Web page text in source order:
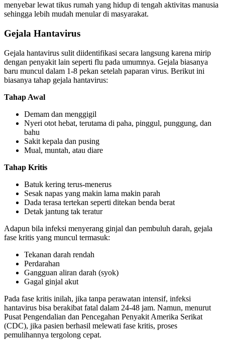
menyebar lewat tikus rumah yang hidup di tengah aktivitas manusia
sehingga lebih mudah menular di masyarakat.
Gejala Hantavirus
Gejala hantavirus sulit diidentifikasi secara langsung karena mirip
dengan penyakit lain seperti flu pada umumnya. Gejala biasanya
baru muncul dalam 1-8 pekan setelah paparan virus. Berikut ini
biasanya tahap gejala hantavirus:
Tahap Awal
Demam dan menggigil
Nyeri otot hebat, terutama di paha, pinggul, punggung, dan
bahu
Sakit kepala dan pusing
Mual, muntah, atau diare
Tahap Kritis
Batuk kering terus-menerus
Sesak napas yang makin lama makin parah
Dada terasa tertekan seperti ditekan benda berat
Detak jantung tak teratur
Adapun bila infeksi menyerang ginjal dan pembuluh darah, gejala
fase kritis yang muncul termasuk:
Tekanan darah rendah
Perdarahan
Gangguan aliran darah (syok)
Gagal ginjal akut
Pada fase kritis inilah, jika tanpa perawatan intensif, infeksi
hantavirus bisa berakibat fatal dalam 24-48 jam. Namun, menurut
Pusat Pengendalian dan Pencegahan Penyakit Amerika Serikat
(CDC), jika pasien berhasil melewati fase kritis, proses
pemulihannya tergolong cepat.